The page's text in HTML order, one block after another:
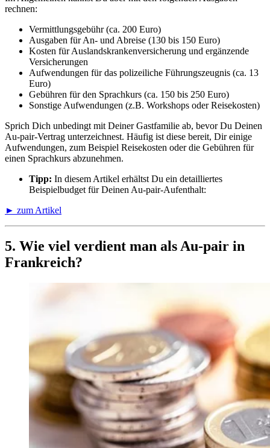
rechnen:
Vermittlungsgebühr (ca. 200 Euro)
Ausgaben für An- und Abreise (130 bis 150 Euro)
Kosten für Auslandskrankenversicherung und ergänzende
Versicherungen
Aufwendungen für das polizeiliche Führungszeugnis (ca. 13
Euro)
Gebühren für den Sprachkurs (ca. 150 bis 250 Euro)
Sonstige Aufwendungen (z.B. Workshops oder Reisekosten)
Sprich Dich unbedingt mit Deiner Gastfamilie ab, bevor Du Deinen
Au-pair-Vertrag unterzeichnest. Häufig ist diese bereit, Dir einige
Aufwendungen, zum Beispiel Reisekosten oder die Gebühren für
einen Sprachkurs abzunehmen.
Tipp: In diesem Artikel erhältst Du ein detailliertes
Beispielbudget für Deinen Au-pair-Aufenthalt:
► zum Artikel
5. Wie viel verdient man als Au-pair in
Frankreich?